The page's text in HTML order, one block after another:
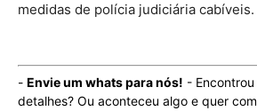
medidas de polícia judiciária cabíveis.
- Envie um whats para nós! -
detalhes? Ou aconteceu algo e quer